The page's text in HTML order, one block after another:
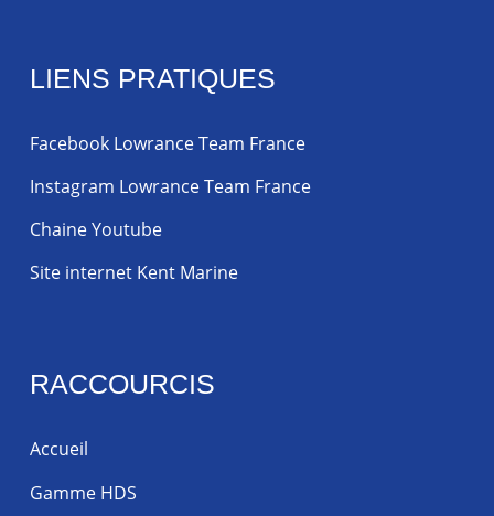
LIENS PRATIQUES
Facebook Lowrance Team France
Instagram Lowrance Team France
Chaine Youtube
Site internet Kent Marine
RACCOURCIS
Accueil
Gamme HDS